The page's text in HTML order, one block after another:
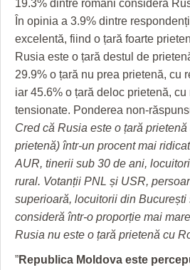
19.3% dintre români consideră
În opinia a 3.9% dintre
excelentă, fiind o țară foarte
Rusia este o țară destul de
29.9% o țară nu prea prietenă, cu
iar 45.6% o țară deloc prietenă,
tensionate. Ponderea non-
Cred că Rusia este o țară
prietenă) într-un procent mai
AUR, tinerii sub 30 de ani,
rural. Votanții PNL și USR,
superioară, locuitorii din
consideră într-o proporție mai
Rusia nu este o țară prietenă cu
”Republica Moldova este